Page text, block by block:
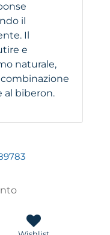
il
Il
e
naturale,
al biberon.